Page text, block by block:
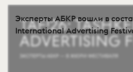
Эксперты АБКР вошли в
International Advertising